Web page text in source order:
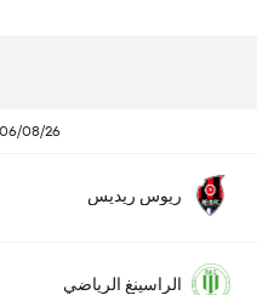
06/08/26
ريوس ريديس
الراسينغ الرياضي